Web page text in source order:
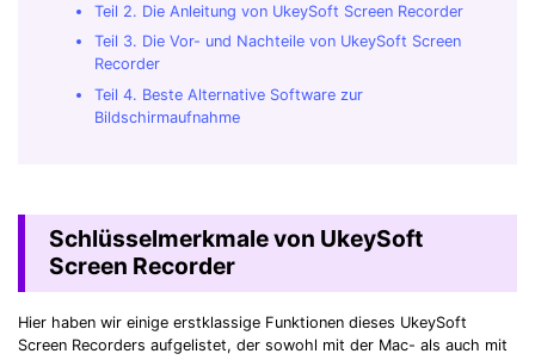
Teil 2. Die Anleitung von UkeySoft Screen Recorder
Teil 3. Die Vor- und Nachteile von UkeySoft Screen
Recorder
Teil 4. Beste Alternative Software zur
Bildschirmaufnahme
Schlüsselmerkmale von UkeySoft
Screen Recorder
Hier haben wir einige erstklassige Funktionen dieses UkeySoft
Screen Recorders aufgelistet, der sowohl mit der Mac- als auch mit